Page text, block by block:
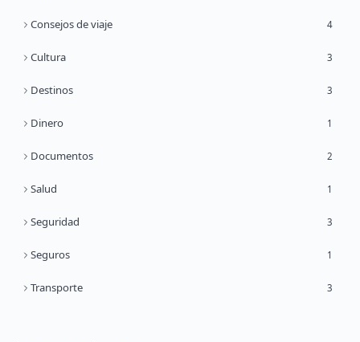
Consejos de viaje 4
Cultura 3
Destinos 3
Dinero 1
Documentos 2
Salud 1
Seguridad 3
Seguros 1
Transporte 3